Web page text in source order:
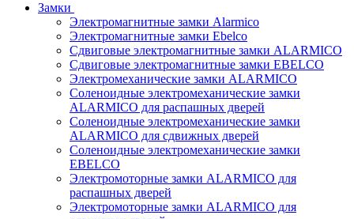
Замки
Электромагнитные замки Alarmico
Электромагнитные замки Ebelco
Сдвиговые электромагнитные замки ALARMICO
Сдвиговые электромагнитные замки EBELCO
Электромеханические замки ALARMICO
Соленоидные электромеханические замки
ALARMICO для распашных дверей
Соленоидные электромеханические замки
ALARMICO для сдвижных дверей
Соленоидные электромеханические замки
EBELCO
Электромоторные замки ALARMICO для
распашных дверей
Электромоторные замки ALARMICO для